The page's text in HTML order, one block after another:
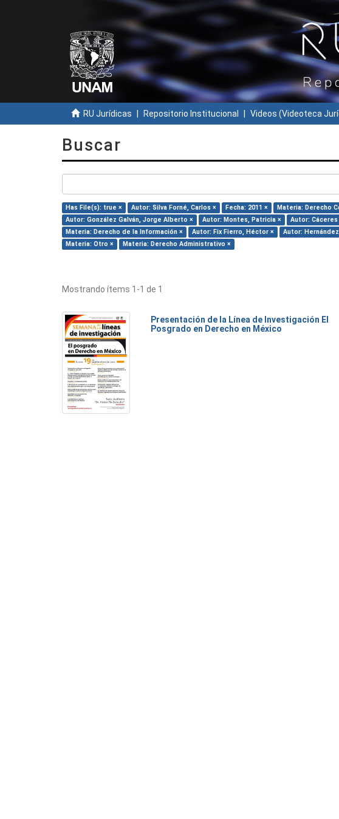
RU Jurídicas Repositorio Institucional Videos (Videoteca
Buscar
Has File(s): true × Autor: Silva Forné, Carlos × Fecha: 2011 × Materia: Derecho
Autor: González Galván, Jorge Alberto ×
Autor: Montes, Patricia × Autor:
Materia: Derecho de la Información ×
Autor: Fix Fierro, Héctor × Autor:
Materia: Otro ×
Materia: Derecho Administrativo ×
Mostrando ítems 1-1 de 1
Presentación de la Línea de Investigación El
Posgrado en Derecho en México